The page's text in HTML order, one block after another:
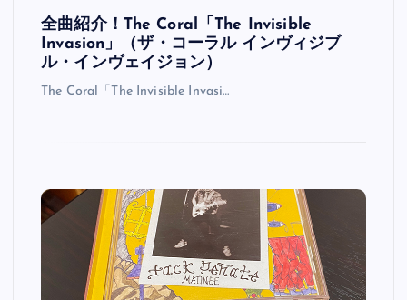
全曲紹介！The Coral「The Invisible
Invasion」（ザ・コーラル インヴィジブ
ル・インヴェイジョン）
The Coral「The Invisible Invasi…